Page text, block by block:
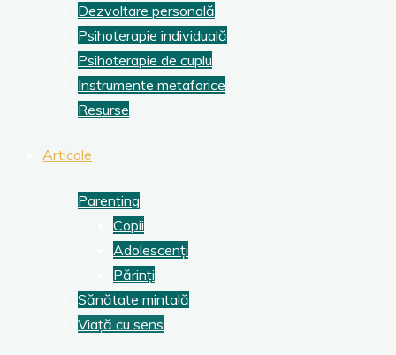
Dezvoltare personală
Psihoterapie individuală
Psihoterapie de cuplu
Instrumente metaforice
Resurse
Articole
Parenting
Copii
Adolescenți
Părinți
Sănătate mintală
Viață cu sens